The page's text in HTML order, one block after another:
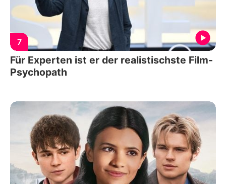
7
Für Experten ist er der realistischste Film-
Psychopath